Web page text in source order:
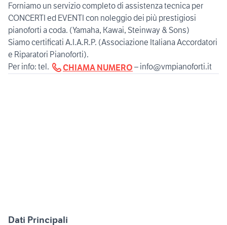
Forniamo un servizio completo di assistenza tecnica per
CONCERTI ed EVENTI con noleggio dei più prestigiosi
pianoforti a coda. (Yamaha, Kawai, Steinway & Sons)
Siamo certificati A.I.A.R.P. (Associazione Italiana Accordatori
e Riparatori Pianoforti).
Per info: tel.
CHIAMA NUMERO – info@vmpianoforti.it
Dati Principali